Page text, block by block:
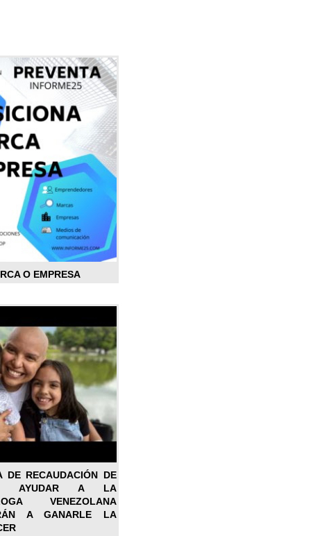
O EMPRESA
DE RECAUDACIÓN DE
AYUDAR A LA
VENEZOLANA
A GANARLE LA